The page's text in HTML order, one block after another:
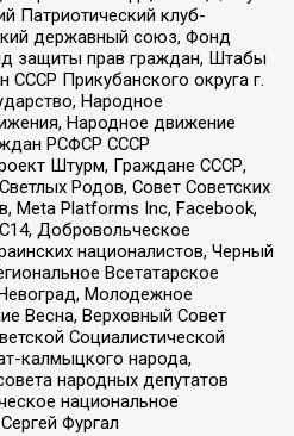
Патриотический клуб-
державный союз, Фонд
защиты прав граждан, Штабы
СССР Прикубанского округа г.
Народное
Народное движение
РСФСР СССР
Штурм, Граждане СССР,
Родов, Совет Советских
Meta Platforms Inc, Facebook,
Добровольческое
националистов, Черный
Всетатарское
Молодежное
Весна, Верховный Совет
Социалистической
калмыцкого народа,
народных депутатов
национальное
Фургал